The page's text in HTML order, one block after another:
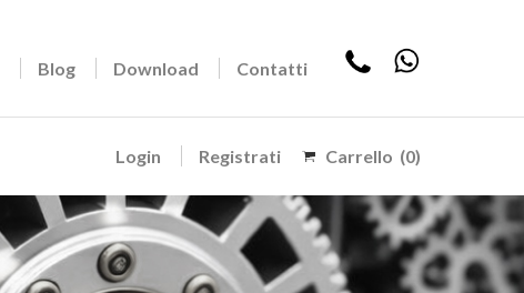
Blog Download Contatti
Login Registrati Carrello (0)